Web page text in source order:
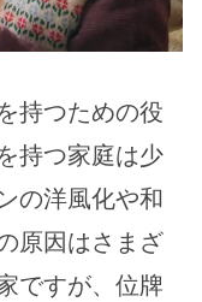
持つための役
持つ家庭は少
の洋風化や和
原因はさまざ
ですが、位牌